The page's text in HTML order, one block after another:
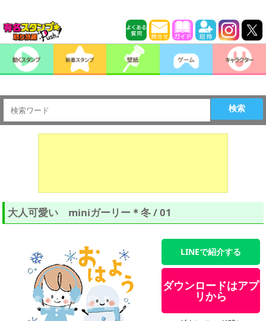
検索
大人可愛い miniガーリー＊冬 / 01
LINEで紹介する
ダウンロードはアプ
リから